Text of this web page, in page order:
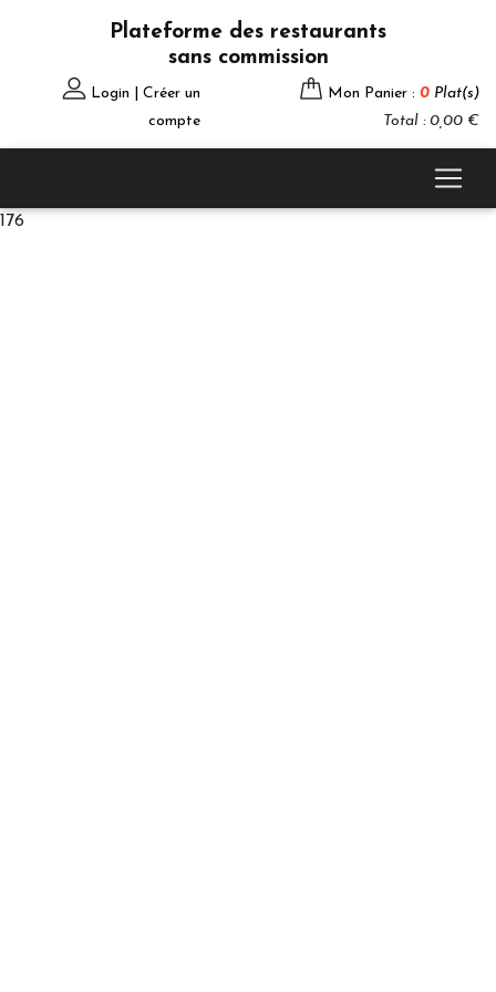
Plateforme des restaurants
sans commission
Login | Créer un
compte
Mon Panier : 0 Plat(s)
Total : 0,00 €
176